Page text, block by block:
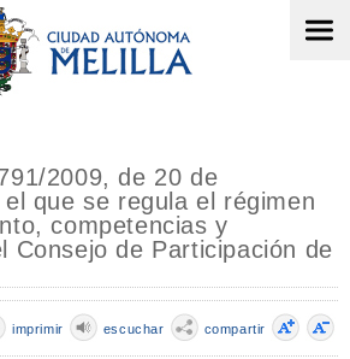
2009, de 20 de
que se regula el régimen
competencias y
Consejo de Participación de
compartir
escuchar
imprimir